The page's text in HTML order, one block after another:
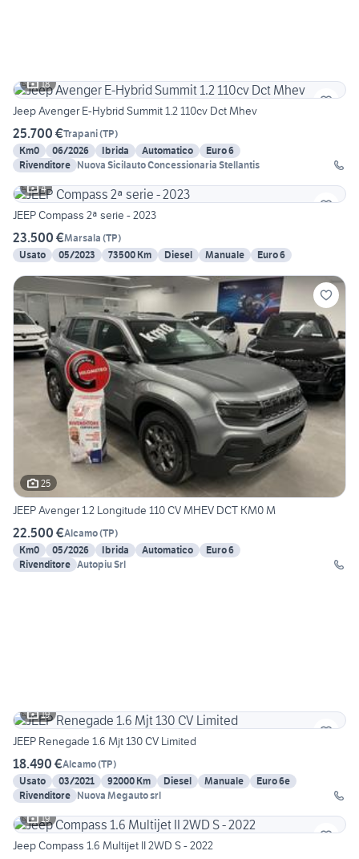
18
Jeep Avenger E-Hybrid Summit 1.2 110cv Dct Mhev
25.700 €Trapani(TP)
Km0
06/2026 Ibrida Automatico
Euro 6
Rivenditore Nuova Sicilauto Concessionaria Stellantis
4
JEEP Compass 2ª serie - 2023
23.500 €Marsala (TP)
Usato
05/2023 73500 Km Diesel Manuale Euro 6
25
JEEP Avenger 1.2 Longitude 110 CV MHEV DCT KM0 M
22.500 €Alcamo(TP)
Km0
05/2026 Ibrida Automatico
Euro 6
Rivenditore Autopiu Srl
19
JEEP Renegade 1.6 Mjt 130 CV Limited
18.490 €Alcamo(TP)
Usato
03/2021 92000 Km Diesel Manuale
Euro 6e
Rivenditore Nuova Megauto srl
19
Jeep Compass 1.6 Multijet II 2WD S - 2022